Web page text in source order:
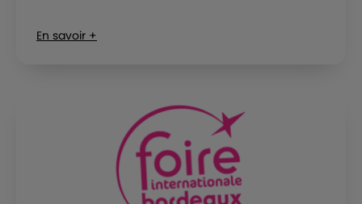
En savoir +